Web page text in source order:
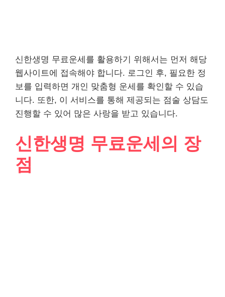
신한생명 무료운세를 활용하기 위해서는 먼저 해당
웹사이트에 접속해야 합니다. 로그인 후, 필요한 정
보를 입력하면 개인 맞춤형 운세를 확인할 수 있습
니다. 또한, 이 서비스를 통해 제공되는 점술 상담도
진행할 수 있어 많은 사랑을 받고 있습니다.
신한생명 무료운세의 장
점